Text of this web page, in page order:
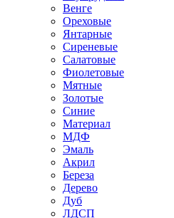
Венге
Ореховые
Янтарные
Сиреневые
Салатовые
Фиолетовые
Мятные
Золотые
Синие
Материал
МДФ
Эмаль
Акрил
Береза
Дерево
Дуб
ЛДСП